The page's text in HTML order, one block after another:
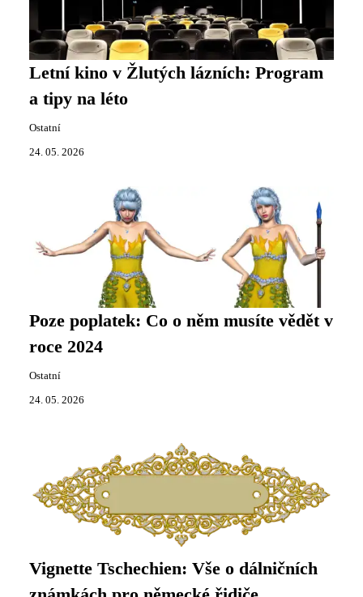
Letní kino v Žlutých lázních: Program
a tipy na léto
Ostatní
24. 05. 2026
Poze poplatek: Co o něm musíte vědět v
roce 2024
Ostatní
24. 05. 2026
Vignette Tschechien: Vše o dálničních